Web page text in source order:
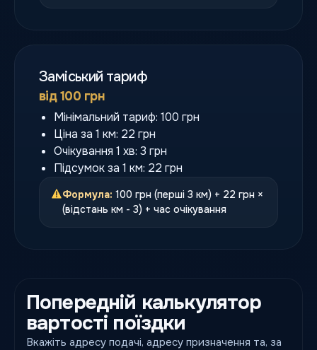
Заміський тариф
від 100 грн
Мінімальний тариф: 100 грн
Ціна за 1 км: 22 грн
Очікування 1 хв: 3 грн
Підсумок за 1 км: 22 грн
Формула: 100 грн (перші 3 км) + 22 грн ×
(відстань км - 3) + час очікування
Попередній калькулятор
вартості поїздки
Вкажіть адресу подачі, адресу призначення та, за